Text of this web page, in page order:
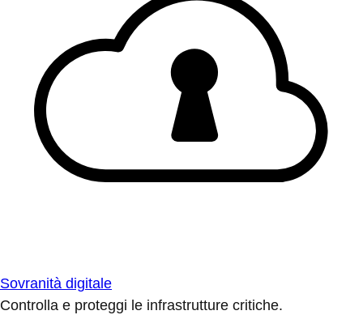
Sovranità digitale
Controlla e proteggi le infrastrutture critiche.